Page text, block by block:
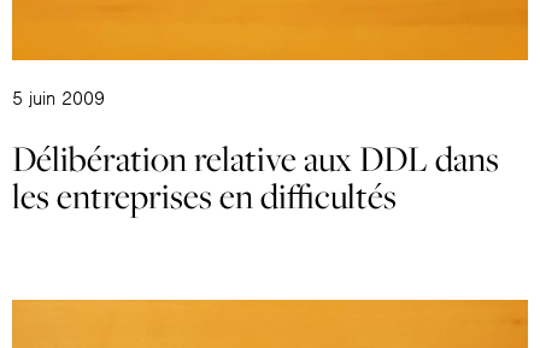
5 juin 2009
Délibération relative aux DDL dans
les entreprises en difficultés